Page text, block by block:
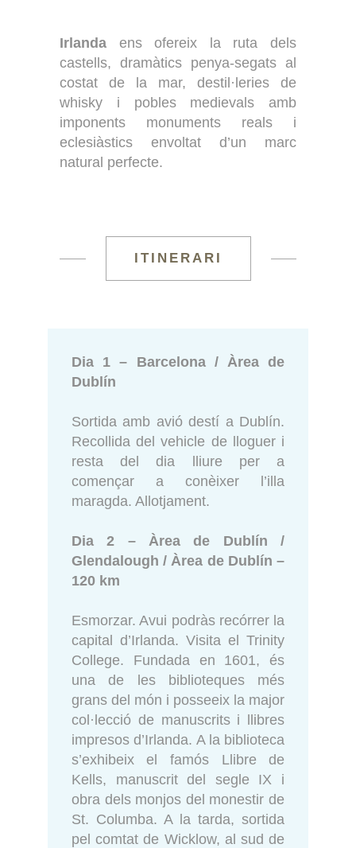
Irlanda ens ofereix la ruta dels
castells, dramàtics penya-segats al
costat de la mar, destil·leries de
whisky i pobles medievals amb
imponents monuments reals i
eclesiàstics envoltat d’un marc
natural perfecte.
ITINERARI
Dia 1 – Barcelona / Àrea de
Dublín
Sortida amb avió destí a Dublín.
Recollida del vehicle de lloguer i
resta del dia lliure per a
començar a conèixer l’illa
maragda. Allotjament.
Dia 2 – Àrea de Dublín /
Glendalough / Àrea de Dublín –
120 km
Esmorzar. Avui podràs recórrer la
capital d’Irlanda. Visita el Trinity
College. Fundada en 1601, és
una de les biblioteques més
grans del món i posseeix la major
col·lecció de manuscrits i llibres
impresos d’Irlanda. A la biblioteca
s’exhibeix el famós Llibre de
Kells, manuscrit del segle IX i
obra dels monjos del monestir de
St. Columba. A la tarda, sortida
pel comtat de Wicklow, al sud de